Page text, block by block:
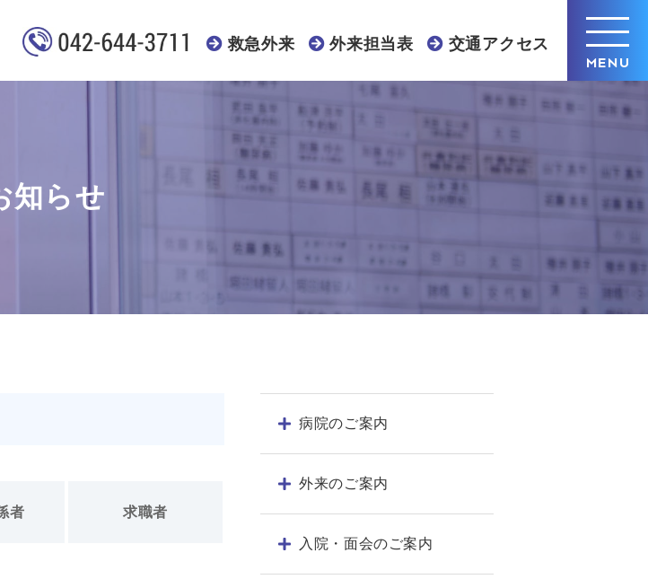
救急外来 外来担当表 交通アクセス
MENU
知らせ
者 求職者
病院のご案内
外来のご案内
入院・面会のご案内